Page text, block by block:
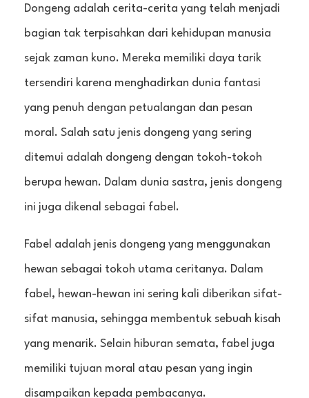
Dongeng adalah cerita-cerita yang telah menjadi
bagian tak terpisahkan dari kehidupan manusia
sejak zaman kuno. Mereka memiliki daya tarik
tersendiri karena menghadirkan dunia fantasi
yang penuh dengan petualangan dan pesan
moral. Salah satu jenis dongeng yang sering
ditemui adalah dongeng dengan tokoh-tokoh
berupa hewan. Dalam dunia sastra, jenis dongeng
ini juga dikenal sebagai fabel.
Fabel adalah jenis dongeng yang menggunakan
hewan sebagai tokoh utama ceritanya. Dalam
fabel, hewan-hewan ini sering kali diberikan sifat-
sifat manusia, sehingga membentuk sebuah kisah
yang menarik. Selain hiburan semata, fabel juga
memiliki tujuan moral atau pesan yang ingin
disampaikan kepada pembacanya.